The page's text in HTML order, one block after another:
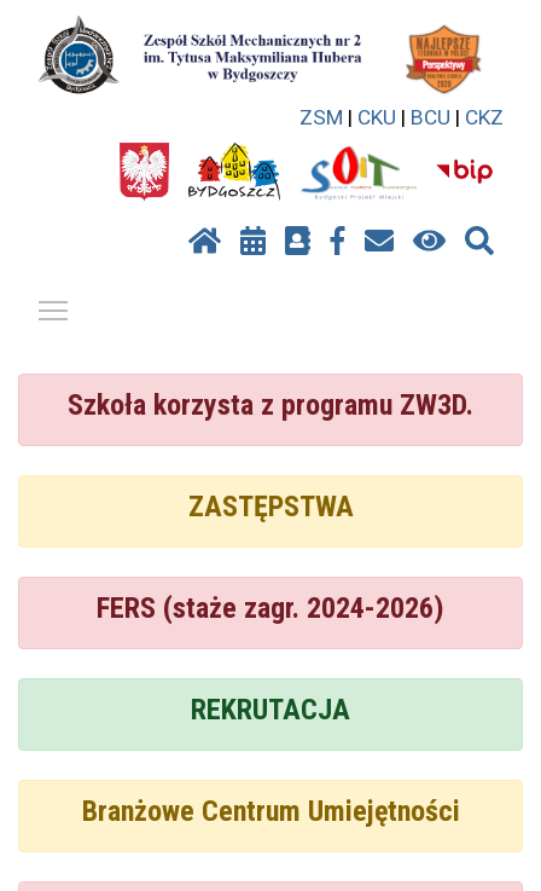
ZSM | CKU | BCU | CKZ
Szkoła korzysta z programu ZW3D.
ZASTĘPSTWA
FERS (staże zagr. 2024-2026)
REKRUTACJA
Branżowe Centrum Umiejętności